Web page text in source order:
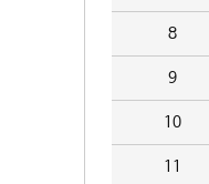
8
9
10
11